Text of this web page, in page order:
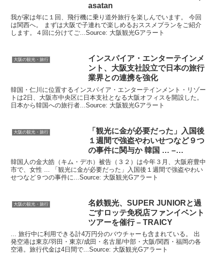
asatan
我が家は年に１回、飛行機に乗り道外旅行を楽しんでいます。 今回
は関西へ。 まずは大阪で子連れで楽しめるおススメプランをご紹介
します。４回に分けてご...Source: 大阪観光Gアラート
大阪の観光・旅行
インスパイア・エンターテインメ
ント、 大阪支社設立で日本の旅行
業界との連携を強化
韓国・仁川に位置するインスパイア・エンターテインメント・リゾー
トは2日、大阪市中央区に日本支社となる大阪オフィスを開設した。
日本から韓国への旅行者...Source: 大阪観光Gアラート
大阪の観光・旅行 「観光に金が必要だった」入国後
１週間で強盗やわいせつなど９つ
の事件に関与か 韓国 … –
YouTube
韓国人の金大皓（キム・デホ）被告（３２）は今年３月、大阪府豊中
市で、女性 ... 「観光に金が必要だった」入国後１週間で強盗やわい
せつなど９つの事件に...Source: 大阪観光Gアラート
大阪の観光・旅行 名鉄観光、SUPER JUNIORと過
ごすロッテ免税店ファンイベント
ツアーを催行 – TRAICY
... 旅行中に利用できる計4万円分のバウチャーも含まれている。 出
発空港は東京/羽田・東京/成田・名古屋/中部・大阪/関西・福岡の各
空港。旅行代金は4日間で...Source: 大阪観光Gアラート